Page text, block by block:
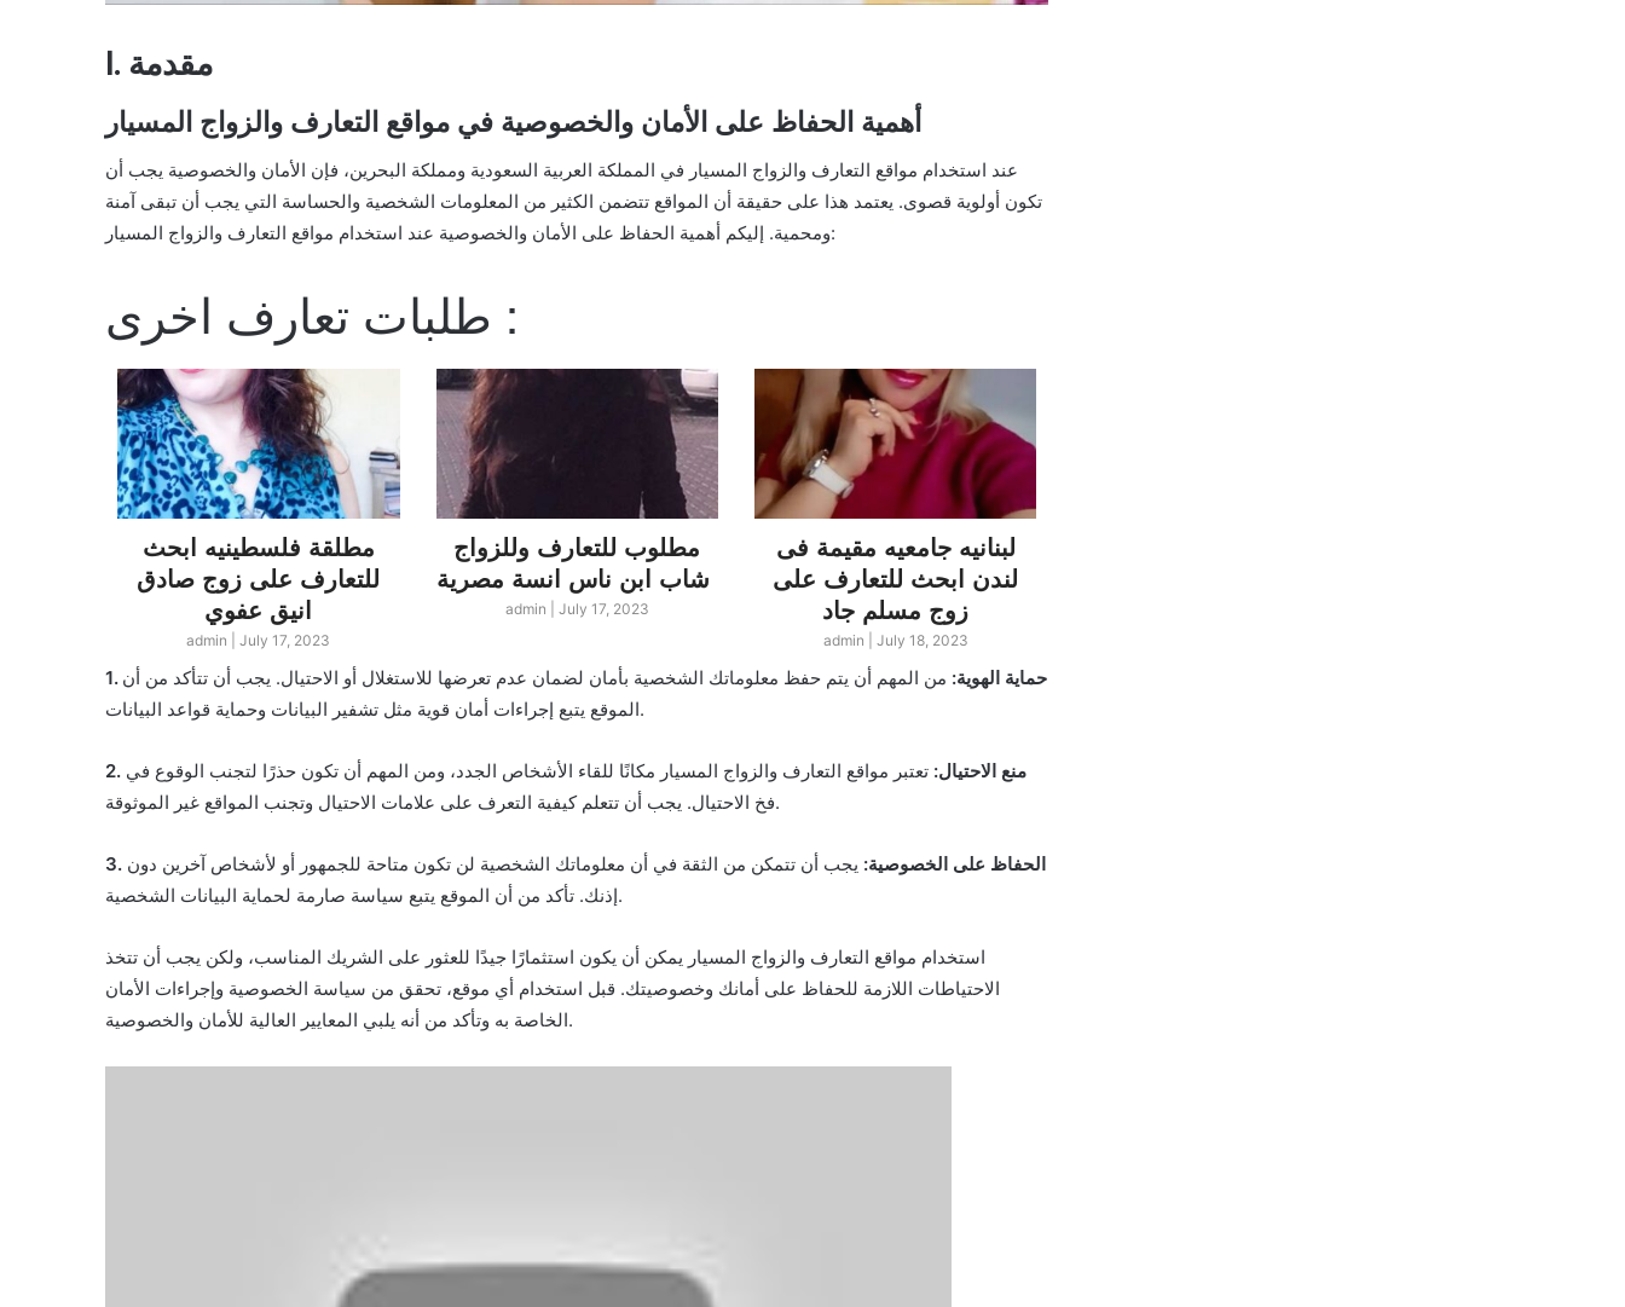
I. مقدمة
أهمية الحفاظ على الأمان والخصوصية في مواقع التعارف والزواج المسيار
عند استخدام مواقع التعارف والزواج المسيار في المملكة العربية السعودية ومملكة البحرين، فإن الأمان والخصوصية يجب أن
تكون أولوية قصوى. يعتمد هذا على حقيقة أن المواقع تتضمن الكثير من المعلومات الشخصية والحساسة التي يجب أن تبقى آمنة
ومحمية. إليكم أهمية الحفاظ على الأمان والخصوصية عند استخدام مواقع التعارف والزواج المسيار:
طلبات تعارف اخرى :
مطلقة فلسطينيه ابحث
للتعارف على زوج صادق
انيق عفوي
admin |July 17, 2023
مطلوب للتعارف وللزواج
admin July 17, 2023
لبنانيه جامعيه مقيمة فى
لندن ابحث للتعارف على
زوج مسلم جاد
admin July 18, 2023
1. حماية الهوية: من المهم أن يتم حفظ معلوماتك الشخصية بأمان لضمان عدم تعرضها للاستغلال أو الاحتيال. يجب أن تتأكد من أن
الموقع يتبع إجراءات أمان قوية مثل تشفير البيانات وحماية قواعد البيانات.
2. منع الاحتيال: تعتبر مواقع التعارف والزواج المسيار مكانًا للقاء الأشخاص الجدد، ومن المهم أن تكون حذرًا لتجنب الوقوع في
فخ الاحتيال. يجب أن تتعلم كيفية التعرف على علامات الاحتيال وتجنب المواقع غير الموثوقة.
3. الحفاظ على الخصوصية: يجب أن تتمكن من الثقة في أن معلوماتك الشخصية لن تكون متاحة للجمهور أو لأشخاص آخرين دون
إذنك. تأكد من أن الموقع يتبع سياسة صارمة لحماية البيانات الشخصية.
استخدام مواقع التعارف والزواج المسيار يمكن أن يكون استثمارًا جيدًا للعثور على الشريك المناسب، ولكن يجب أن تتخذ
الاحتياطات اللازمة للحفاظ على أمانك وخصوصيتك. قبل استخدام أي موقع، تحقق من سياسة الخصوصية وإجراءات الأمان
الخاصة به وتأكد من أنه يلبي المعايير العالية للأمان والخصوصية.